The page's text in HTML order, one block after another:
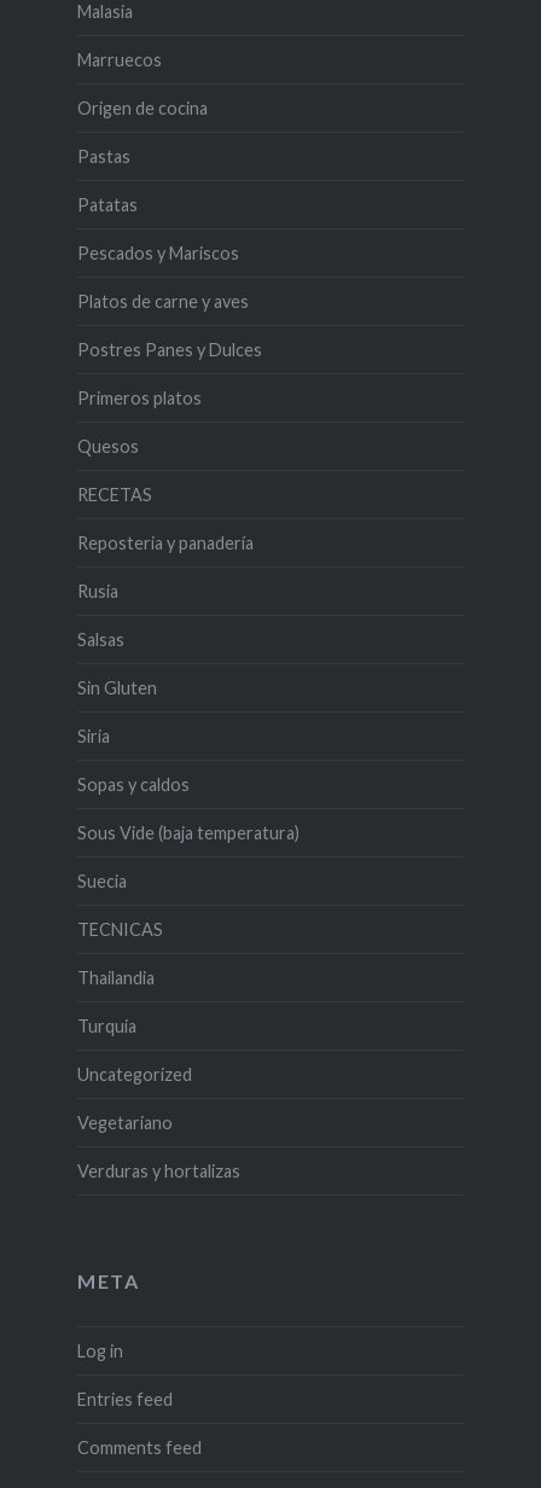
Malasia
Marruecos
Origen de cocina
Pastas
Patatas
Pescados y Mariscos
Platos de carne y aves
Postres Panes y Dulces
Primeros platos
Quesos
RECETAS
Reposteria y panadería
Rusia
Salsas
Sin Gluten
Siria
Sopas y caldos
Sous Vide (baja temperatura)
Suecia
TECNICAS
Thailandia
Turquia
Uncategorized
Vegetariano
Verduras y hortalizas
META
Log in
Entries feed
Comments feed